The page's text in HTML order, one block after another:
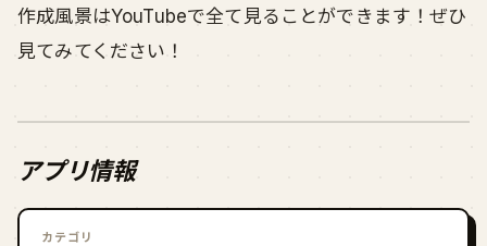
作成風景はYouTubeで全て見ることができます！ぜひ
見てみてください！
アプリ情報
カテゴリ